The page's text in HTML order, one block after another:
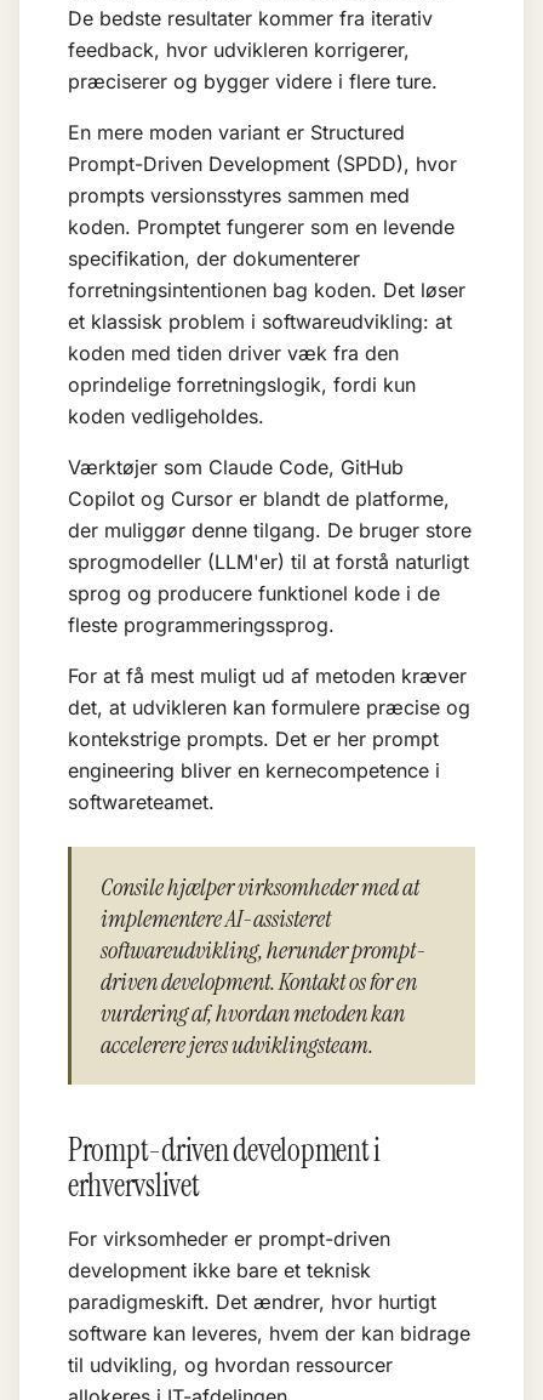
De bedste resultater kommer fra iterativ
feedback, hvor udvikleren korrigerer,
præciserer og bygger videre i flere ture.
En mere moden variant er Structured
Prompt-Driven Development (SPDD), hvor
prompts versionsstyres sammen med
koden. Promptet fungerer som en levende
specifikation, der dokumenterer
forretningsintentionen bag koden. Det løser
et klassisk problem i softwareudvikling: at
koden med tiden driver væk fra den
oprindelige forretningslogik, fordi kun
koden vedligeholdes.
Værktøjer som Claude Code, GitHub
Copilot og Cursor er blandt de platforme,
der muliggør denne tilgang. De bruger store
sprogmodeller (LLM'er) til at forstå naturligt
sprog og producere funktionel kode i de
fleste programmeringssprog.
For at få mest muligt ud af metoden kræver
det, at udvikleren kan formulere præcise og
kontekstrige prompts. Det er her prompt
engineering bliver en kernecompetence i
softwareteamet.
Consile hjælper virksomheder med at
implementere AI-assisteret
softwareudvikling, herunder prompt-
driven development. Kontakt os for en
vurdering af, hvordan metoden kan
accelerere jeres udviklingsteam.
Prompt-driven development i
erhvervslivet
For virksomheder er prompt-driven
development ikke bare et teknisk
paradigmeskift. Det ændrer, hvor hurtigt
software kan leveres, hvem der kan bidrage
til udvikling, og hvordan ressourcer